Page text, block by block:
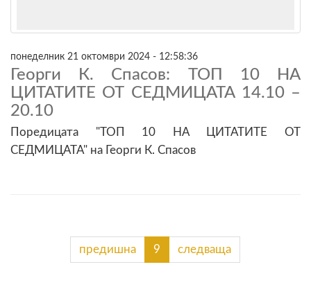
понеделник 21 октомври 2024 - 12:58:36
Георги К. Спасов: ТОП 10 НА
ЦИТАТИТЕ ОТ СЕДМИЦАТА 14.10 –
20.10
Поредицата "ТОП 10 НА ЦИТАТИТЕ ОТ
СЕДМИЦАТА" на Георги К. Спасов
предишна 9 следваща